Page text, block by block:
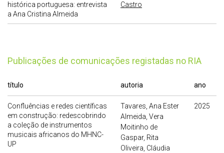
histórica portuguesa: entrevista
a Ana Cristina Almeida
Castro
publicações de comunicações registadas no RIA
título autoria ano
Confluências e redes científicas
em construção: redescobrindo
a coleção de instrumentos
musicais africanos do MHNC-
UP
Tavares, Ana Ester
Almeida, Vera
Moitinho de
Gaspar, Rita
Oliveira, Cláudia
2025